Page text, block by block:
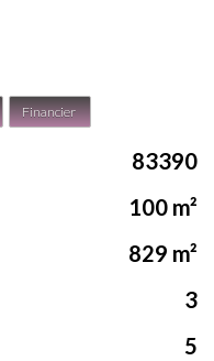
Financier
83390
100 m²
829 m²
3
5